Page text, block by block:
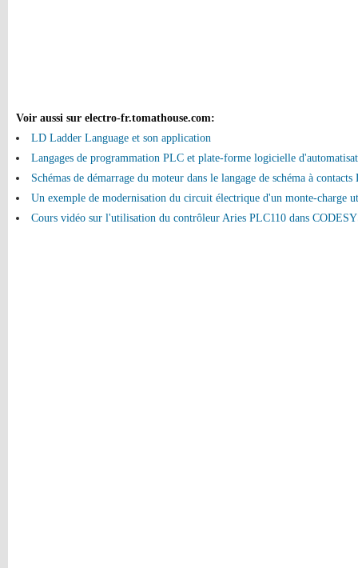
Voir aussi sur electro-fr.tomathouse.com:
LD Ladder Language et son application
Langages de programmation PLC et plate-forme logicielle
Schémas de démarrage du moteur dans le langage de schéma à
Un exemple de modernisation du circuit électrique d'un monte-charge
Cours vidéo sur l'utilisation du contrôleur Aries PLC110 dans